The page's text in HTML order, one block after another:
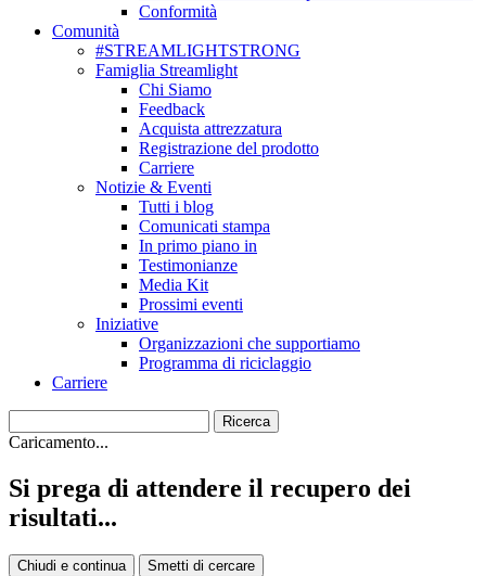
Conformità
Comunità
#STREAMLIGHTSTRONG
Famiglia Streamlight
Chi Siamo
Feedback
Acquista attrezzatura
Registrazione del prodotto
Carriere
Notizie & Eventi
Tutti i blog
Comunicati stampa
In primo piano in
Testimonianze
Media Kit
Prossimi eventi
Iniziative
Organizzazioni che supportiamo
Programma di riciclaggio
Carriere
Caricamento...
Si prega di attendere il recupero dei
risultati...
Chiudi e continua Smetti di cercare